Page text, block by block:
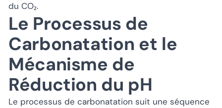
du CO₂.
Le Processus de
Carbonatation et le
Mécanisme de
Réduction du pH
Le processus de carbonatation suit une séquence